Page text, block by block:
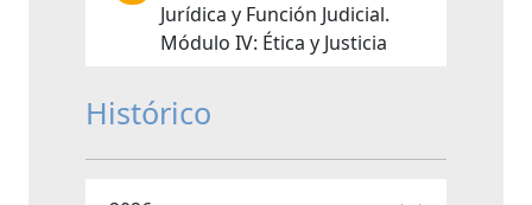
Jurídica y Función Judicial.
Módulo IV: Ética y Justicia
Histórico